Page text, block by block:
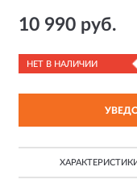
10 990 руб.
НЕТ В НАЛИЧИИ